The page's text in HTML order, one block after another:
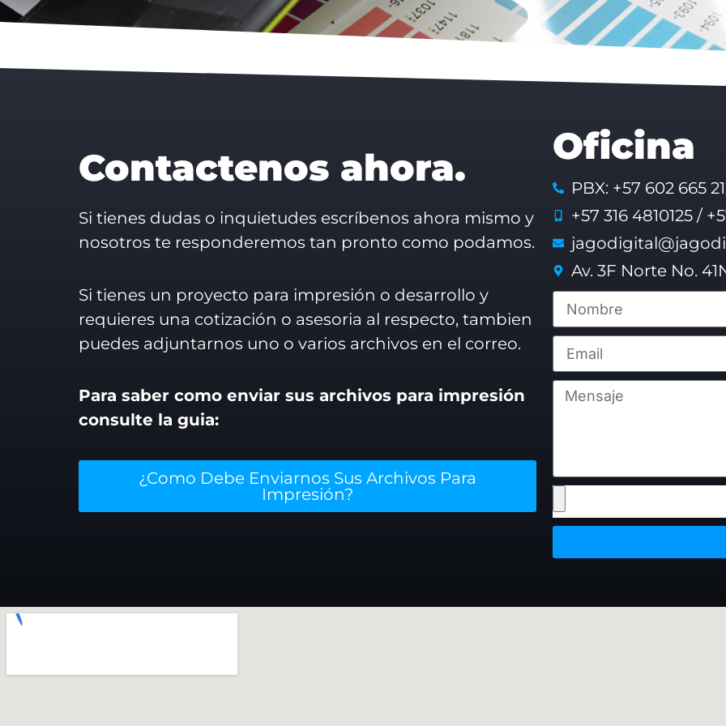
Contactenos ahora.
Si tienes dudas o inquietudes escríbenos ahora mismo y
nosotros te responderemos tan pronto como podamos.
Si tienes un proyecto para impresión o desarrollo y
requieres una cotización o asesoria al respecto, tambien
puedes adjuntarnos uno o varios archivos en el correo.
Para saber como enviar sus archivos para impresión
consulte la guia:
¿Como Debe Enviarnos Sus Archivos Para
Impresión?
Oficina
PBX: +57 602 665
+57 316 4810125 /
Av. 3F Norte No.